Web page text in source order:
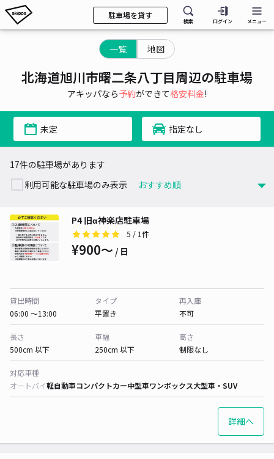
駐車場を貸す
検索 ログイン メニュー
一覧 地図
北海道旭川市曙二条八丁目周辺の駐車場
アキッパなら予約ができて格安料金!
未定 指定なし
17件の駐車場があります
利用可能な駐車場のみ表示
P4 旧α神楽店駐車場
5 / 1件
¥900〜 / 日
貸出時間
06:00 〜13:00
タイプ
平置き
再入庫
不可
長さ
500cm 以下
車幅
250cm 以下
高さ
制限なし
対応車種
オートバイ軽自動車コンパクトカー中型車ワンボックス大型車・SUV
詳細へ